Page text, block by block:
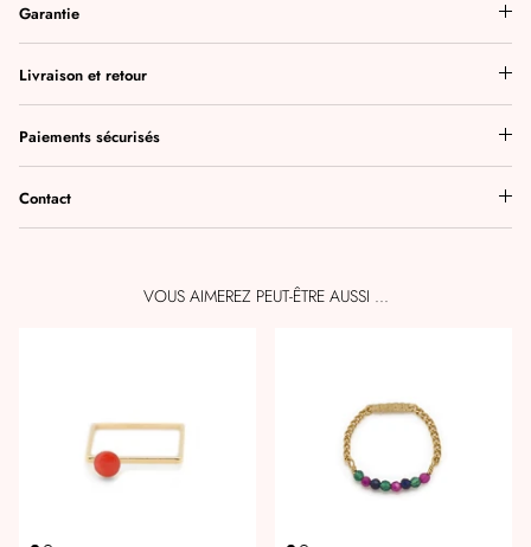
Garantie
Livraison et retour
Paiements sécurisés
Contact
VOUS AIMEREZ PEUT-ÊTRE AUSSI ...